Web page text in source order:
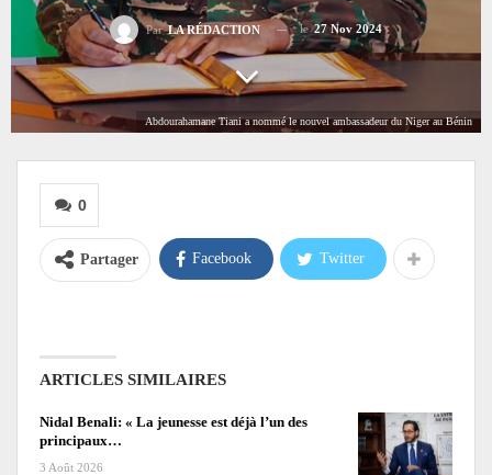
ParLA RÉDACTION le27 Nov 2024
Abdourahamane Tiani a nommé le nouvel ambassadeur du Niger au Bénin
0
Partager Facebook Twitter
ARTICLES SIMILAIRES
Nidal Benali: « La jeunesse est déjà l’un des
principaux…
3 Août 2026